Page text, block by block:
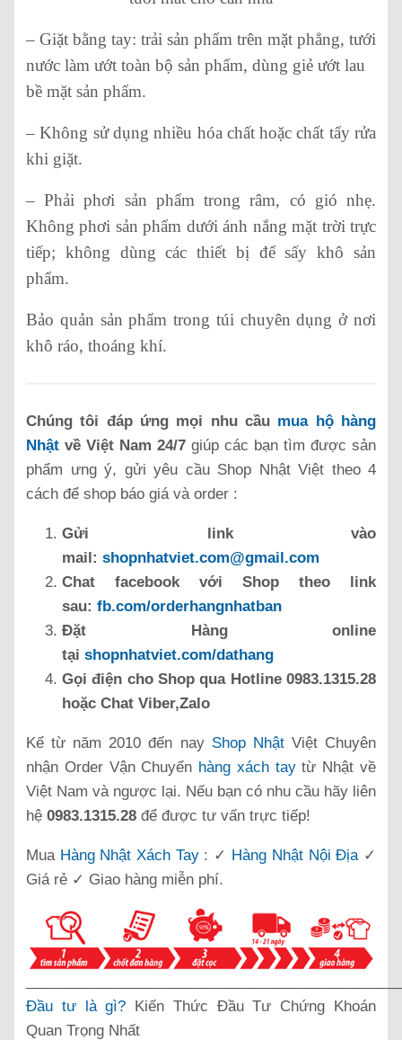
– Giặt bằng tay: trải sản phẩm trên mặt phẳng, tưới
nước làm ướt toàn bộ sản phẩm, dùng giẻ ướt lau
bề mặt sản phẩm.
– Không sử dụng nhiều hóa chất hoặc chất tẩy rửa
khi giặt.
– Phải phơi sản phẩm trong râm, có gió nhẹ.
Không phơi sản phẩm dưới ánh nắng mặt trời trực
tiếp; không dùng các thiết bị để sấy khô sản
phẩm.
Bảo quản sản phẩm trong túi chuyên dụng ở nơi
khô ráo, thoáng khí.
Chúng tôi đáp ứng mọi nhu cầu mua hộ hàng
Nhật về Việt Nam 24/7 giúp các bạn tìm được sản
phẩm ưng ý, gửi yêu cầu Shop Nhật Việt theo 4
cách để shop báo giá và order :
Gửi link vào
mail: shopnhatviet.com@gmail.com
Chat facebook với Shop theo link
sau: fb.com/orderhangnhatban
Đặt Hàng online
tại shopnhatviet.com/dathang
Gọi điện cho Shop qua Hotline 0983.1315.28
hoặc Chat Viber,Zalo
Kể từ năm 2010 đến nay Shop NhậtViệt Chuyên
nhận Order Vận Chuyển hàng xách taytừ Nhật về
Việt Nam và ngược lại. Nếu bạn có nhu cầu hãy liên
hệ 0983.1315.28 để được tư vấn trực tiếp!
Mua Hàng Nhật Xách Tay: ✓ Hàng Nhật Nội Địa✓
Giá rẻ ✓ Giao hàng miễn phí.
Đầu tư là gì? Kiến Thức Đầu Tư Chứng Khoán
Quan Trọng Nhất